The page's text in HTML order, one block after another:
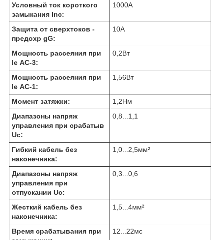
Условный ток короткого
замыкания Inc:
1000А
Защита от сверхтоков -
предохр gG:
10А
Мощность рассеяния при
Ie АС-3:
0,2Вт
Мощность рассеяния при
Ie АС-1:
1,56Вт
Момент затяжки: 1,2Нм
Диапазоны напряж
управления при срабатыв
Uc:
0,8...1,1
Гибкий кабель без
наконечника:
1,0...2,5мм²
Диапазоны напряж
управления при
отпускании Uc:
0,3...0,6
Жесткий кабель без
наконечника:
1,5...4мм²
Время срабатывания при
12...22мс